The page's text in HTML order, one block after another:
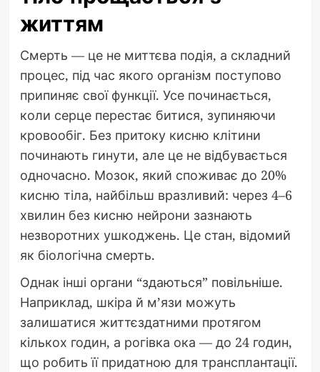
життям
Смерть — це не миттєва подія, а складний
процес, під час якого організм поступово
припиняє свої функції. Усе починається,
коли серце перестає битися, зупиняючи
кровообіг. Без притоку кисню клітини
починають гинути, але це не відбувається
одночасно. Мозок, який споживає до 20%
кисню тіла, найбільш вразливий: через 4–6
хвилин без кисню нейрони зазнають
незворотних ушкоджень. Це стан, відомий
як біологічна смерть.
Однак інші органи “здаються” повільніше.
Наприклад, шкіра й м’язи можуть
залишатися життєздатними протягом
кількох годин, а рогівка ока — до 24 годин,
що робить її придатною для трансплантації.